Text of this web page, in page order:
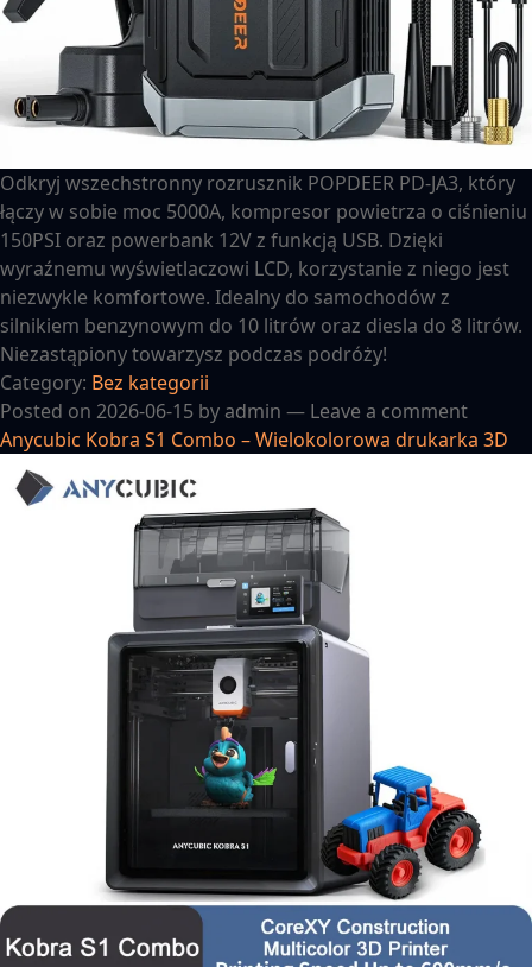
Odkryj wszechstronny rozrusznik POPDEER PD-JA3, który
łączy w sobie moc 5000A, kompresor powietrza o ciśnieniu
150PSI oraz powerbank 12V z funkcją USB. Dzięki
wyraźnemu wyświetlaczowi LCD, korzystanie z niego jest
niezwykle komfortowe. Idealny do samochodów z
silnikiem benzynowym do 10 litrów oraz diesla do 8 litrów.
Niezastąpiony towarzysz podczas podróży!
Category: Bez kategorii
Posted on 2026-06-15 by admin — Leave a comment
Anycubic Kobra S1 Combo – Wielokolorowa drukarka 3D